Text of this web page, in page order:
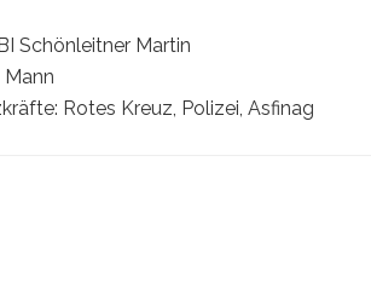
Schönleitner Martin
Rotes Kreuz, Polizei, Asfinag